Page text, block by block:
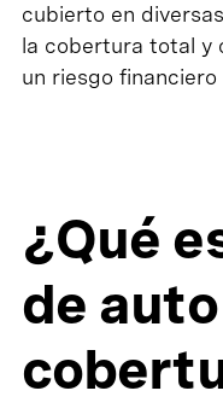
cubierto en
la cobertura total y
un riesgo
¿Qué
de